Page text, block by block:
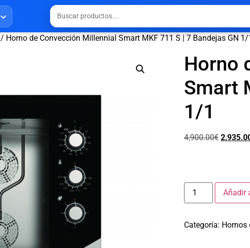
/ Horno de Convección Millennial Smart MKF 711 S | 7 Bandejas GN 1/
Horno
Smart
1/1
4,900.00€
Añadir
Categoría: Hornos